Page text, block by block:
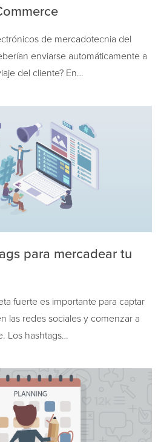
de mercadotecnia del
enviarse automáticamente a
del cliente? En…
para mercadear tu
fuerte es importante para captar
las redes sociales y comenzar a
Los hashtags…